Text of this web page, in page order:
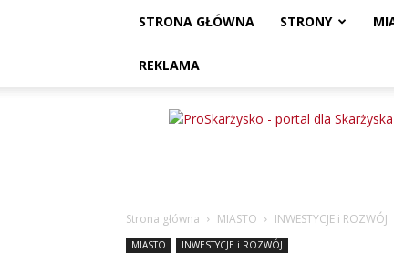
STRONA GŁÓWNA STRONY
REKLAMA
ProSkarżysko
Strona główna MIASTO INWESTYCJE i ROZWÓJ
MIASTO INWESTYCJE i ROZWÓJ